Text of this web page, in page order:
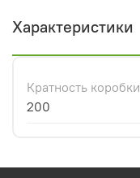
Характеристики
Кратность коробки
200